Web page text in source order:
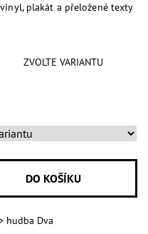
plakát a přeložené texty
ZVOLTE VARIANTU
hudba Dva